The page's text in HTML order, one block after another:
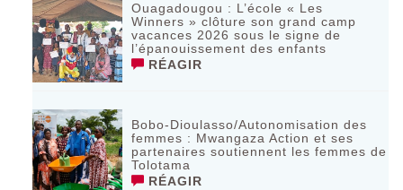
Ouagadougou : L’école « Les
Winners » clôture son grand camp
vacances 2026 sous le signe de
l’épanouissement des enfants
RÉAGIR
Bobo-Dioulasso/Autonomisation des
femmes : Mwangaza Action et ses
partenaires soutiennent les femmes de
Tolotama
RÉAGIR